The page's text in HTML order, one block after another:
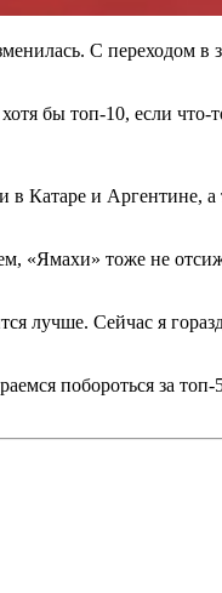
С переходом
бы топ-10, если что-
Катаре и Аргентине, а
«Ямахи» тоже не
лучше. Сейчас я
побороться за